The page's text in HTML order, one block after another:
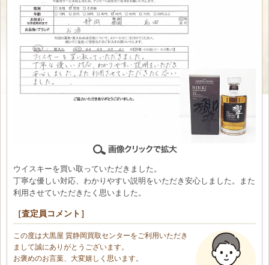
ウイスキーを買い取っていただきました。
丁寧な優しい対応、わかりやすい説明をいただき安心しました。また
利用させていただきたく思いました。
［査定員コメント］
この度は大黒屋 質静岡買取センターをご利用いただき
まして誠にありがとうございます。
お褒めのお言葉、大変嬉しく思います。